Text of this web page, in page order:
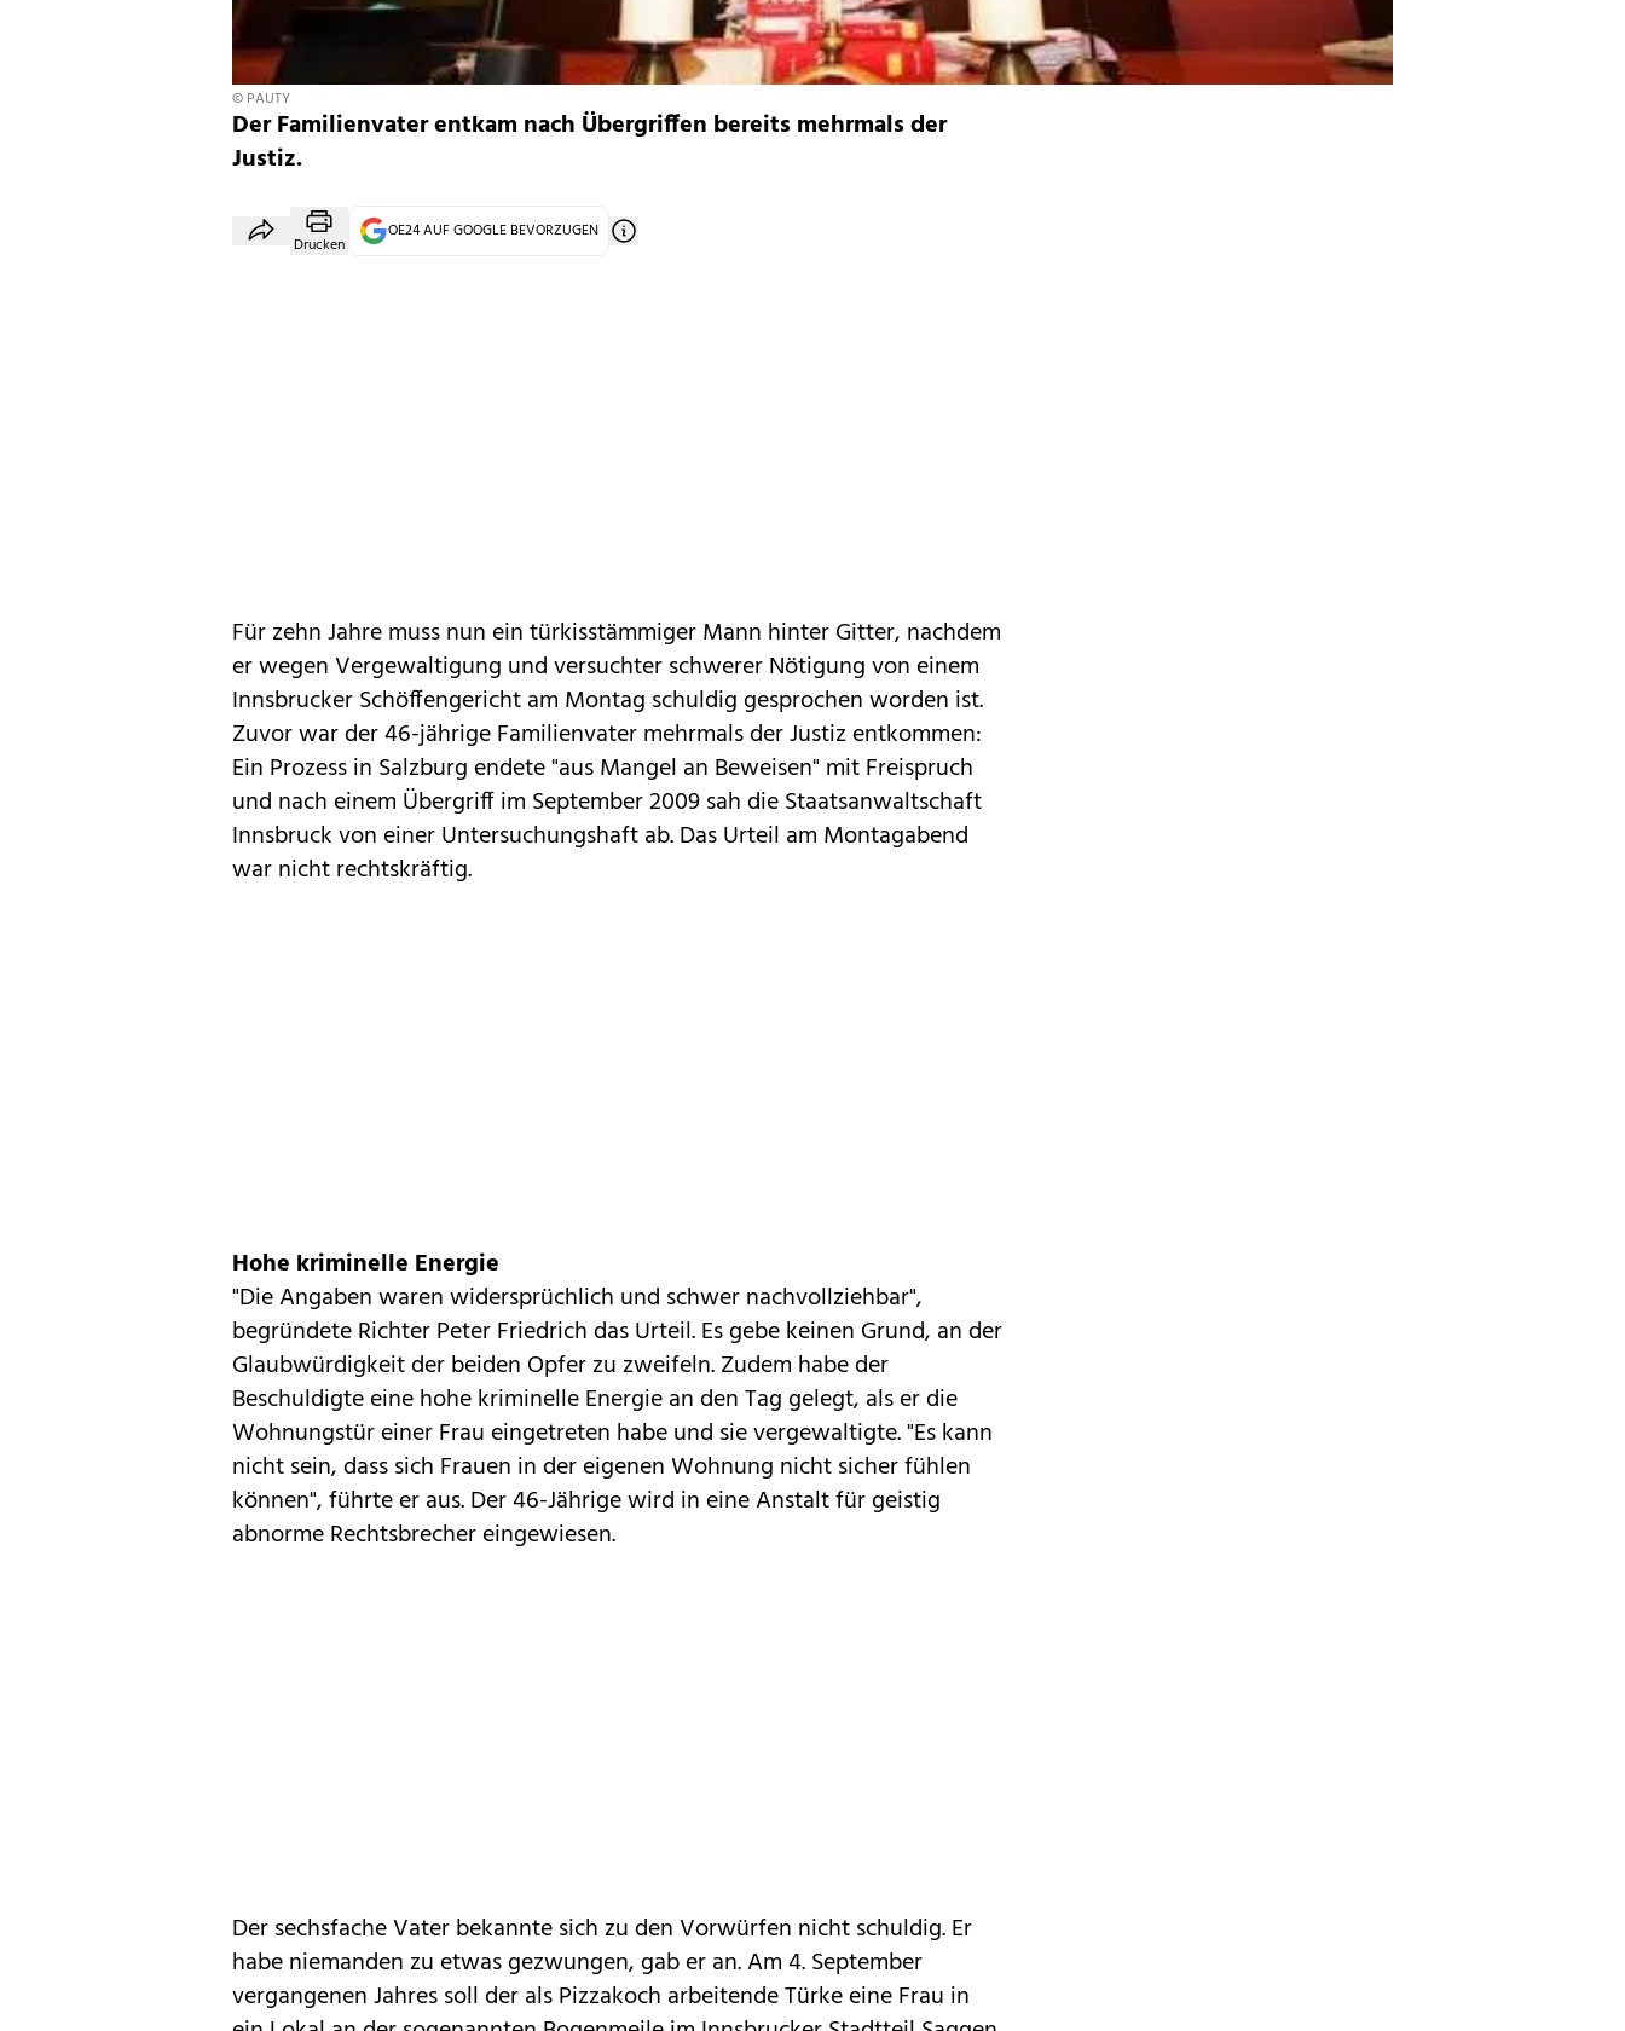
© PAUTY
Der Familienvater entkam nach Übergriffen bereits mehrmals der
Justiz.
Drucken
OE24 AUF GOOGLE BEVORZUGEN
Für zehn Jahre muss nun ein türkisstämmiger Mann hinter Gitter, nachdem
er wegen Vergewaltigung und versuchter schwerer Nötigung von einem
Innsbrucker Schöffengericht am Montag schuldig gesprochen worden ist.
Zuvor war der 46-jährige Familienvater mehrmals der Justiz entkommen:
Ein Prozess in Salzburg endete "aus Mangel an Beweisen" mit Freispruch
und nach einem Übergriff im September 2009 sah die Staatsanwaltschaft
Innsbruck von einer Untersuchungshaft ab. Das Urteil am Montagabend
war nicht rechtskräftig.
Hohe kriminelle Energie
"Die Angaben waren widersprüchlich und schwer nachvollziehbar",
begründete Richter Peter Friedrich das Urteil. Es gebe keinen Grund, an der
Glaubwürdigkeit der beiden Opfer zu zweifeln. Zudem habe der
Beschuldigte eine hohe kriminelle Energie an den Tag gelegt, als er die
Wohnungstür einer Frau eingetreten habe und sie vergewaltigte. "Es kann
nicht sein, dass sich Frauen in der eigenen Wohnung nicht sicher fühlen
können", führte er aus. Der 46-Jährige wird in eine Anstalt für geistig
abnorme Rechtsbrecher eingewiesen.
Der sechsfache Vater bekannte sich zu den Vorwürfen nicht schuldig. Er
habe niemanden zu etwas gezwungen, gab er an. Am 4. September
vergangenen Jahres soll der als Pizzakoch arbeitende Türke eine Frau in